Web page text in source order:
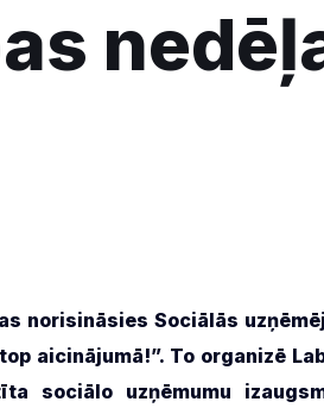
norisināsies Sociālās
aicinājumā!”. To organizē
sociālo uzņēmumu